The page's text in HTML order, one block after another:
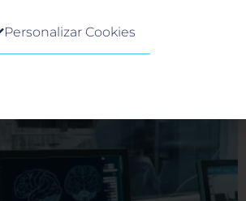
sitio web, el mismo podría
dispositivo, y se usa
que el sitio funcione según lo
general, la información no lo
pero puede proporcionarle
web más personalizada. Ya que
Personalizar Cookies